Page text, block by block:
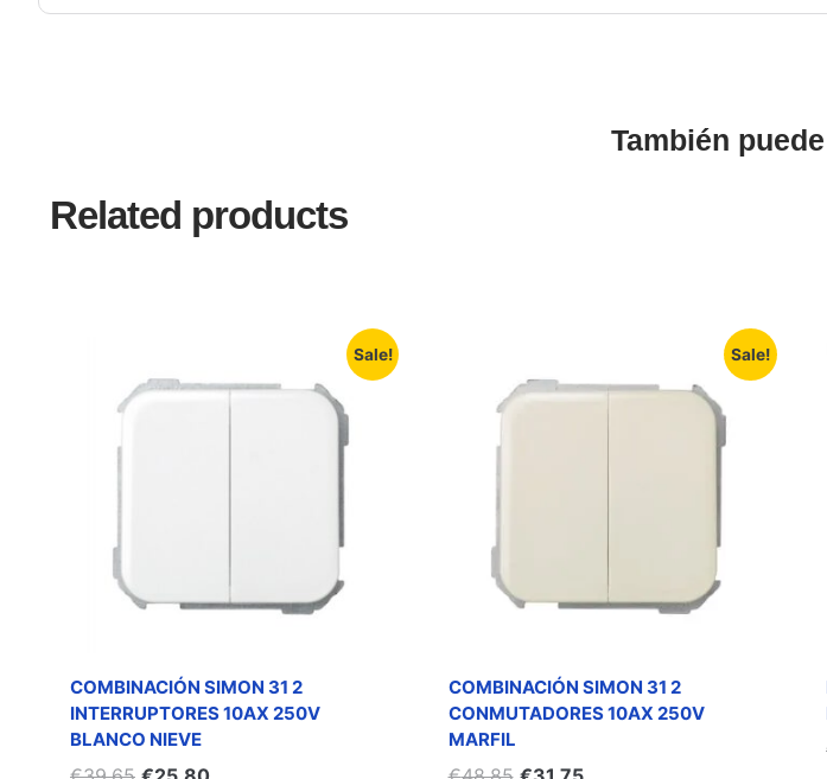
También
Related products
Sale!
COMBINACIÓN SIMON 31 2
INTERRUPTORES 10AX 250V
BLANCO NIEVE
Sale!
COMBINACIÓN SIMON 31 2
CONMUTADORES 10AX 250V
MARFIL